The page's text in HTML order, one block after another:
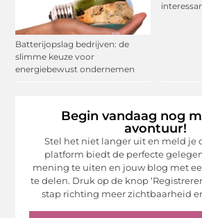
Batterijopslag bedrijven: de
slimme keuze voor
energiebewust ondernemen
Begin vandaag nog
avontuur!
Stel het niet langer uit en meld je
platform biedt de perfecte
mening te uiten en jouw blog met
te delen. Druk op de knop
stap richting meer zichtbaarheid